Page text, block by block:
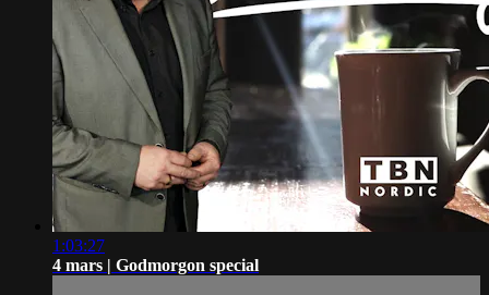
1:03:27
4 mars | Godmorgon special